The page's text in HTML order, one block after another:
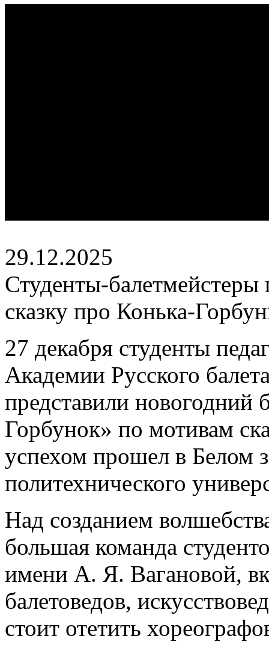
29.12.2025
Студенты-
сказку про Конька-
27 декабря студенты
Академии Русского
представили новогодний
Горбунок» по мотивам
успехом прошел в Белом
политехнического
Над созданием
большая команда
имени А. Я. Вагановой,
балетоведов,
стоит отетить